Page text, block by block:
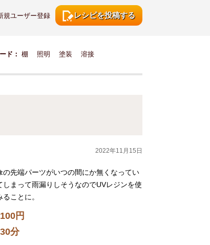
レシピを投稿する
規ユーザー登録
ド： 棚 照明 塗装 溶接
2022年11月15日
の先端パーツがいつの間にか無くなってい
しまって雨漏りしそうなのでUVレジンを使
ことに。
100円
30分